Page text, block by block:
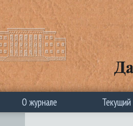
О журнале Текущий